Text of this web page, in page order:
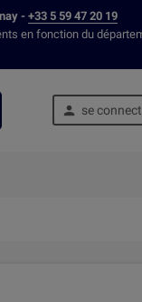
- +33 5 59 47 20 19
en fonction du
 se